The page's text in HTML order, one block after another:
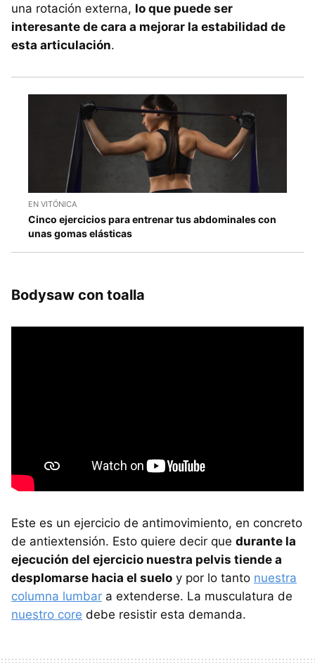
una rotación externa, lo que puede ser
interesante de cara a mejorar la estabilidad de
esta articulación.
EN VITÓNICA
Cinco ejercicios para entrenar tus abdominales con
unas gomas elásticas
Bodysaw con toalla
Este es un ejercicio de antimovimiento, en concreto
de antiextensión. Esto quiere decir que durante la
ejecución del ejercicio nuestra pelvis tiende a
desplomarse hacia el suelo y por lo tanto nuestra
columna lumbar a extenderse. La musculatura de
nuestro core debe resistir esta demanda.